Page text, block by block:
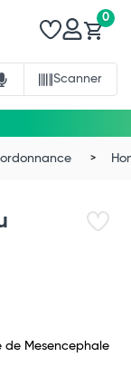
Scanner
0
de Mesencephale